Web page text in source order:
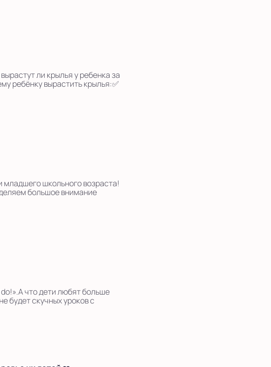
ли крылья у ребенка за
ребёнку вырастить крылья:✅
младшего школьного возраста!
большое внимание
что дети любят больше
будет скучных уроков с